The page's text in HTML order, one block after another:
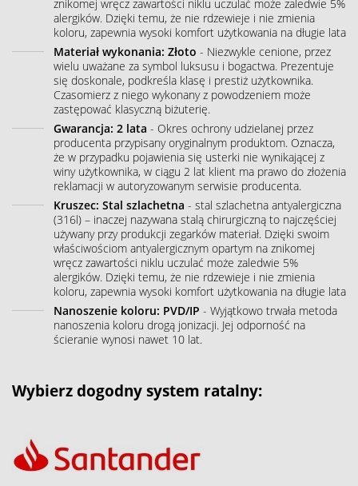
znikomej wręcz zawartości niklu uczulać może zaledwie 5%
alergików. Dzięki temu, że nie rdzewieje i nie zmienia
koloru, zapewnia wysoki komfort użytkowania na długie lata
Materiał wykonania: Złoto - Niezwykle cenione, przez
wielu uważane za symbol luksusu i bogactwa. Prezentuje
się doskonale, podkreśla klasę i prestiż użytkownika.
Czasomierz z niego wykonany z powodzeniem może
zastępować klasyczną biżuterię.
Gwarancja: 2 lata - Okres ochrony udzielanej przez
producenta przypisany oryginalnym produktom. Oznacza,
że w przypadku pojawienia się usterki nie wynikającej z
winy użytkownika, w ciągu 2 lat klient ma prawo do złożenia
reklamacji w autoryzowanym serwisie producenta.
Kruszec: Stal szlachetna - stal szlachetna antyalergiczna
(316l) – inaczej nazywana stalą chirurgiczną to najczęściej
używany przy produkcji zegarków materiał. Dzięki swoim
właściwościom antyalergicznym opartym na znikomej
wręcz zawartości niklu uczulać może zaledwie 5%
alergików. Dzięki temu, że nie rdzewieje i nie zmienia
koloru, zapewnia wysoki komfort użytkowania na długie lata
Nanoszenie koloru: PVD/IP - Wyjątkowo trwała metoda
nanoszenia koloru drogą jonizacji. Jej odporność na
ścieranie wynosi nawet 10 lat.
Wybierz dogodny system ratalny: